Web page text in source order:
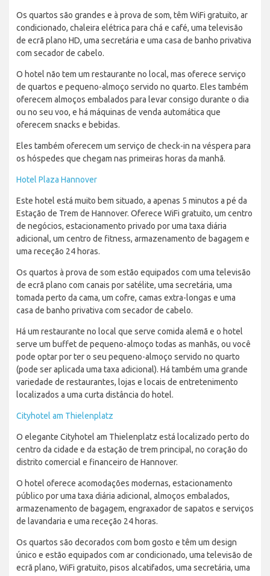
Os quartos são grandes e à prova de som, têm WiFi gratuito, ar
condicionado, chaleira elétrica para chá e café, uma televisão
de ecrã plano HD, uma secretária e uma casa de banho privativa
com secador de cabelo.
O hotel não tem um restaurante no local, mas oferece serviço
de quartos e pequeno-almoço servido no quarto. Eles também
oferecem almoços embalados para levar consigo durante o dia
ou no seu voo, e há máquinas de venda automática que
oferecem snacks e bebidas.
Eles também oferecem um serviço de check-in na véspera para
os hóspedes que chegam nas primeiras horas da manhã.
Hotel Plaza Hannover
Este hotel está muito bem situado, a apenas 5 minutos a pé da
Estação de Trem de Hannover. Oferece WiFi gratuito, um centro
de negócios, estacionamento privado por uma taxa diária
adicional, um centro de fitness, armazenamento de bagagem e
uma receção 24 horas.
Os quartos à prova de som estão equipados com uma televisão
de ecrã plano com canais por satélite, uma secretária, uma
tomada perto da cama, um cofre, camas extra-longas e uma
casa de banho privativa com secador de cabelo.
Há um restaurante no local que serve comida alemã e o hotel
serve um buffet de pequeno-almoço todas as manhãs, ou você
pode optar por ter o seu pequeno-almoço servido no quarto
(pode ser aplicada uma taxa adicional). Há também uma grande
variedade de restaurantes, lojas e locais de entretenimento
localizados a uma curta distância do hotel.
Cityhotel am Thielenplatz
O elegante Cityhotel am Thielenplatz está localizado perto do
centro da cidade e da estação de trem principal, no coração do
distrito comercial e financeiro de Hannover.
O hotel oferece acomodações modernas, estacionamento
público por uma taxa diária adicional, almoços embalados,
armazenamento de bagagem, engraxador de sapatos e serviços
de lavandaria e uma receção 24 horas.
Os quartos são decorados com bom gosto e têm um design
único e estão equipados com ar condicionado, uma televisão de
ecrã plano, WiFi gratuito, pisos alcatifados, uma secretária, uma